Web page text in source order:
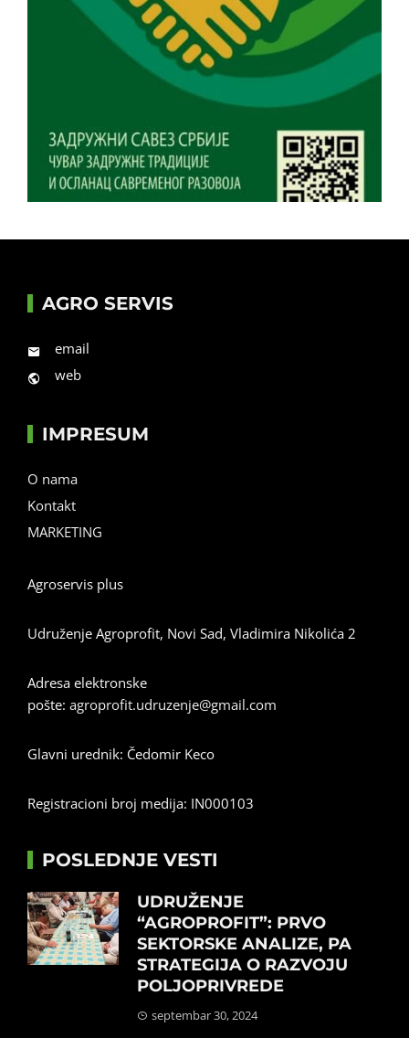
AGRO SERVIS
email
web
IMPRESUM
O nama
Kontakt
MARKETING
Agroservis plus
Udruženje Agroprofit, Novi Sad, Vladimira Nikolića 2
Adresa elektronske
pošte: agroprofit.udruzenje@gmail.com
Glavni urednik: Čedomir Keco
Registracioni broj medija: IN000103
POSLEDNJE VESTI
UDRUŽENJE
“AGROPROFIT”: PRVO
SEKTORSKE ANALIZE, PA
STRATEGIJA O RAZVOJU
POLJOPRIVREDE
septembar 30, 2024